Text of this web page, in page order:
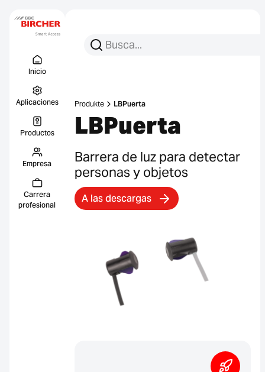
Inicio
Aplicaciones
Productos
Empresa
Carrera
profesional
Busca:
Busca en
Produkte LBPuerta
LBPuerta
Barrera de luz para detectar
personas y objetos
A las descargas